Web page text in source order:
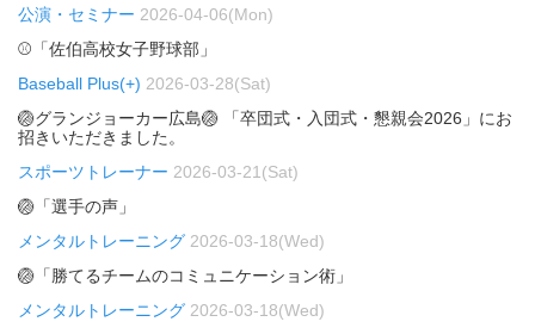
公演・セミナー 2026-04-06(Mon)
⚾「佐伯高校女子野球部」
Baseball Plus(+) 2026-03-28(Sat)
🏐グランジョーカー広島🏐 「卒団式・入団式・懇親会2026」にお
招きいただきました。
スポーツトレーナー 2026-03-21(Sat)
🏐「選手の声」
メンタルトレーニング 2026-03-18(Wed)
🏐「勝てるチームのコミュニケーション術」
メンタルトレーニング 2026-03-18(Wed)